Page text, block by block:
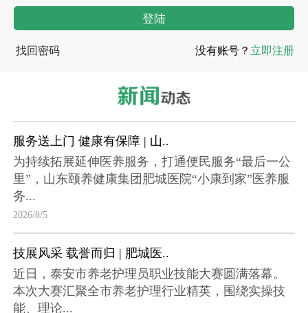
找回密码 没有账号？ 立即注册
服务送上门 健康有保障 | 山..
为持续拓展延伸医养服务，打通便民服务“最后一公
里”，山东颐养健康集团肥城医院“小康到家”医养服
务...
2026/8/5
技展风采 载誉而归 | 肥城医..
近日，泰安市养老护理员职业技能大赛圆满落幕。
本次大赛汇聚全市养老护理行业精英，围绕实操技
能、理论...